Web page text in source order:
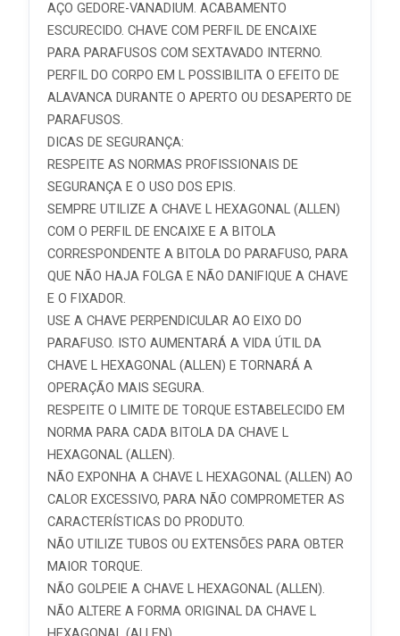
AÇO GEDORE-VANADIUM. ACABAMENTO
ESCURECIDO. CHAVE COM PERFIL DE ENCAIXE
PARA PARAFUSOS COM SEXTAVADO INTERNO.
PERFIL DO CORPO EM L POSSIBILITA O EFEITO DE
ALAVANCA DURANTE O APERTO OU DESAPERTO DE
PARAFUSOS.
DICAS DE SEGURANÇA:
RESPEITE AS NORMAS PROFISSIONAIS DE
SEGURANÇA E O USO DOS EPIS.
SEMPRE UTILIZE A CHAVE L HEXAGONAL (ALLEN)
COM O PERFIL DE ENCAIXE E A BITOLA
CORRESPONDENTE A BITOLA DO PARAFUSO, PARA
QUE NÃO HAJA FOLGA E NÃO DANIFIQUE A CHAVE
E O FIXADOR.
USE A CHAVE PERPENDICULAR AO EIXO DO
PARAFUSO. ISTO AUMENTARÁ A VIDA ÚTIL DA
CHAVE L HEXAGONAL (ALLEN) E TORNARÁ A
OPERAÇÃO MAIS SEGURA.
RESPEITE O LIMITE DE TORQUE ESTABELECIDO EM
NORMA PARA CADA BITOLA DA CHAVE L
HEXAGONAL (ALLEN).
NÃO EXPONHA A CHAVE L HEXAGONAL (ALLEN) AO
CALOR EXCESSIVO, PARA NÃO COMPROMETER AS
CARACTERÍSTICAS DO PRODUTO.
NÃO UTILIZE TUBOS OU EXTENSÕES PARA OBTER
MAIOR TORQUE.
NÃO GOLPEIE A CHAVE L HEXAGONAL (ALLEN).
NÃO ALTERE A FORMA ORIGINAL DA CHAVE L